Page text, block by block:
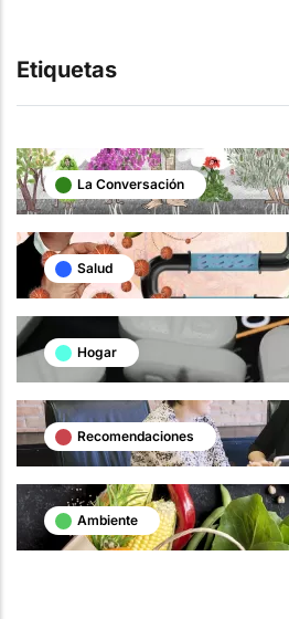
Etiquetas
La Conversación
Salud
Hogar
Recomendaciones
Ambiente